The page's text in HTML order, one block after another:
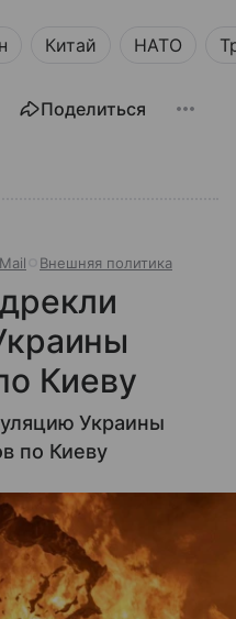
Китай НАТО
Поделиться
Внешняя политика
Киеву
Украины
по Киеву